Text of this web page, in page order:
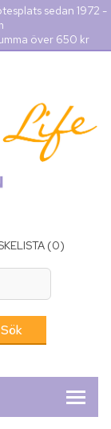
sedan 1972 -
över 650 kr
(0)